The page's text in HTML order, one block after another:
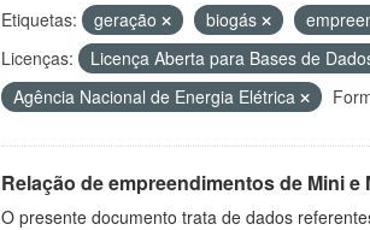
Etiquetas: geração biogás
Licenças:
Licença Aberta para Bases de
Agência Nacional de Energia Elétrica
Relação de empreendimentos de Mini
O presente documento trata de dados